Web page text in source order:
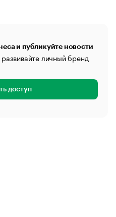
и публикуйте новости
личный бренд
доступ